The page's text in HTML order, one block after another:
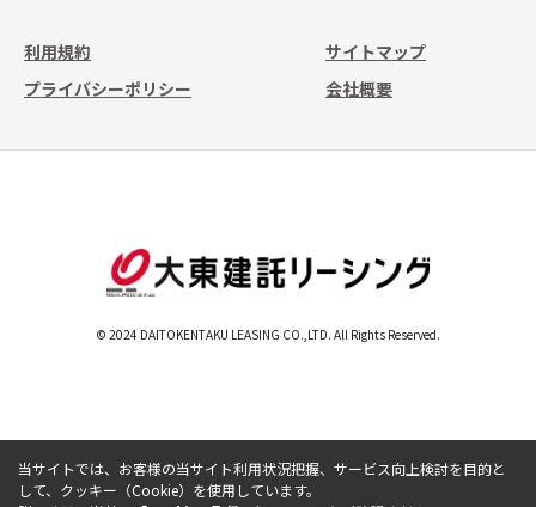
利用規約
サイトマップ
プライバシーポリシー
会社概要
© 2024 DAITOKENTAKU LEASING CO.,LTD. All Rights Reserved.
当サイトでは、お客様の当サイト利用状況把握、サービス向上検討を目的と
して、クッキー（Cookie）を使用しています。